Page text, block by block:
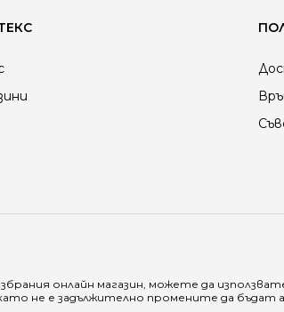
онлайн магазин, можете да
не е задължително промените да бъдат